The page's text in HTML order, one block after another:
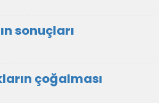
sonuçları
çoğalması